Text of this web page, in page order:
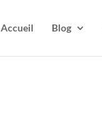
Accueil Blog